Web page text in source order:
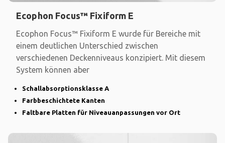
Ecophon Focus™ Fixiform E
Ecophon Focus™ Fixiform E wurde für Bereiche mit
einem deutlichen Unterschied zwischen
verschiedenen Deckenniveaus konzipiert. Mit diesem
System können aber
Schallabsorptionsklasse A
Farbbeschichtete Kanten
Faltbare Platten für Niveauanpassungen vor Ort